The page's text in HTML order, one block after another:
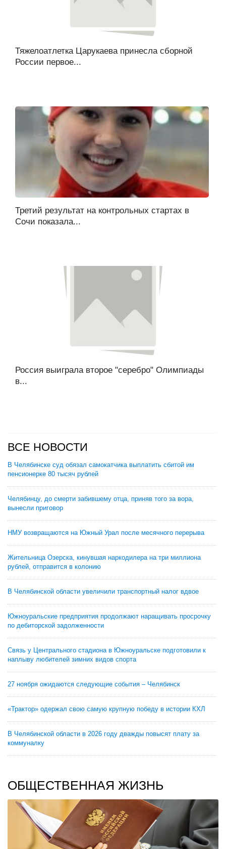
Тяжелоатлетка Царукаева принесла сборной
России первое...
Третий результат на контрольных стартах в
Сочи показала...
Россия выиграла второе "серебро" Олимпиады
в...
ВСЕ НОВОСТИ
В Челябинске суд обязал самокатчика выплатить сбитой им
пенсионерке 80 тысяч рублей
Челябинцу, до смерти забившему отца, приняв того за вора,
вынесли приговор
НМУ возвращаются на Южный Урал после месячного перерыва
Жительница Озерска, кинувшая наркодилера на три миллиона
рублей, отправится в колонию
В Челябинской области увеличили транспортный налог вдвое
Южноуральские предприятия продолжают наращивать просрочку
по дебиторской задолженности
Связь у Центрального стадиона в Южноуральске подготовили к
наплыву любителей зимних видов спорта
27 ноября ожидаются следующие события – Челябинск
«Трактор» одержал свою самую крупную победу в истории КХЛ
В Челябинской области в 2026 году дважды повысят плату за
коммуналку
ОБЩЕСТВЕННАЯ ЖИЗНЬ